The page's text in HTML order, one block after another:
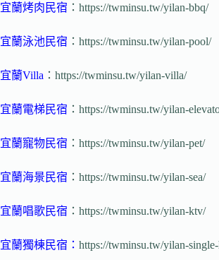
宜蘭烤肉民宿 ：https://twminsu.tw/yilan-bbq/
宜蘭泳池民宿 ：https://twminsu.tw/yilan-pool/
宜蘭Villa ：https://twminsu.tw/yilan-villa/
宜蘭電梯民宿 ：https://twminsu.tw/yilan-
宜蘭寵物民宿 ：https://twminsu.tw/yilan-pet/
宜蘭海景民宿 ：https://twminsu.tw/yilan-sea/
宜蘭唱歌民宿 ：https://twminsu.tw/yilan-ktv/
宜蘭獨棟民宿 ： https://twminsu.tw/yilan-